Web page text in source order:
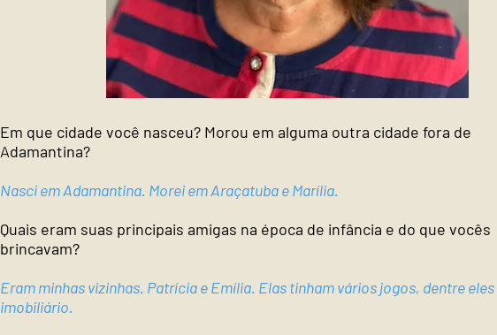
Em que cidade você nasceu? Morou em alguma outra cidade fora de
Adamantina?
Nasci em Adamantina. Morei em Araçatuba e Marília.
Quais eram suas principais amigas na época de infância e do que vocês
brincavam?
Eram minhas vizinhas. Patrícia e Emília. Elas tinham vários jogos, dentre
imobiliário.